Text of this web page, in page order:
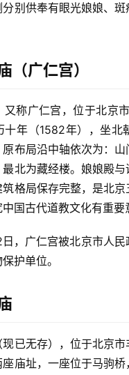
别供奉有眼光娘娘、斑
（广仁宫）
又称广仁宫，位于北京
十年（1582年），坐北
布局沿中轴依次为：山
北为藏经楼。娘娘殿与
格局保存完整，是北
国古代道教文化有重要
，广仁宫被北京市人
护单位。
已无存），位于北京
庙址，一座位于马驹